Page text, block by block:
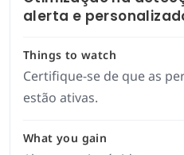
alerta e
Things to watch
Certifique-se de que as
estão ativas.
What you gain